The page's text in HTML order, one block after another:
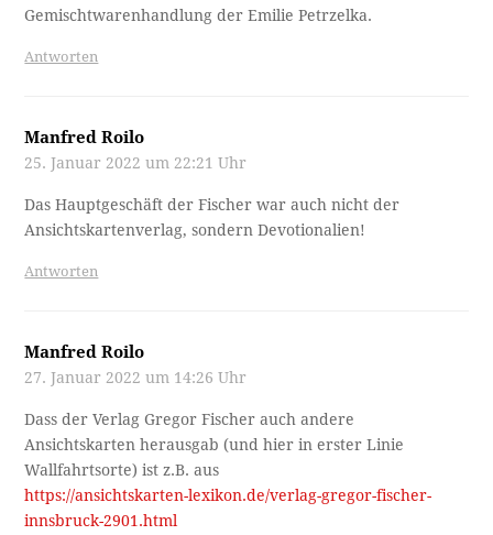
Gemischtwarenhandlung der Emilie Petrzelka.
Antworten
Manfred Roilo
25. Januar 2022 um 22:21 Uhr
Das Hauptgeschäft der Fischer war auch nicht der
Ansichtskartenverlag, sondern Devotionalien!
Antworten
Manfred Roilo
27. Januar 2022 um 14:26 Uhr
Dass der Verlag Gregor Fischer auch andere
Ansichtskarten herausgab (und hier in erster Linie
Wallfahrtsorte) ist z.B. aus
https://ansichtskarten-lexikon.de/verlag-gregor-fischer-
innsbruck-2901.html